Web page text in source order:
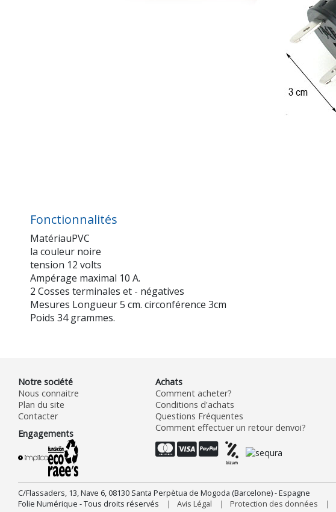
Fonctionnalités
MatériauPVC
la couleur noire
tension 12 volts
Ampérage maximal 10 A.
2 Cosses terminales et - négatives
Mesures Longueur 5 cm. circonférence 3cm
Poids 34 grammes.
Notre société
Nous connaitre
Plan du site
Contacter
Engagements
Achats
Comment acheter?
Conditions d'achats
Questions Fréquentes
Comment effectuer un retour denvoi?
C/Flassaders, 13, Nave 6, 08130 Santa Perpètua de Mogoda (Barcelone) - Espagne
Folie Numérique - Tous droits réservés
Avis Légal Protection des données